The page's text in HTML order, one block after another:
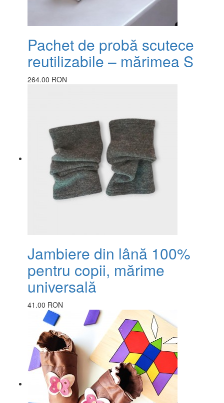
Pachet de probă scutece
reutilizabile – mărimea S
264.00 RON
Jambiere din lână 100%
pentru copii, mărime
universală
41.00 RON